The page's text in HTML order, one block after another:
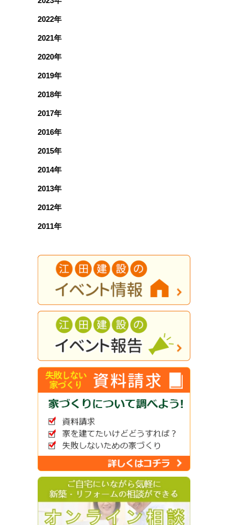
2022年
2021年
2020年
2019年
2018年
2017年
2016年
2015年
2014年
2013年
2012年
2011年